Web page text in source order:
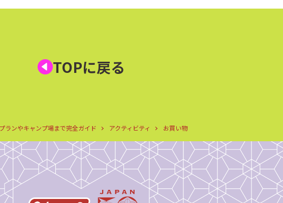
TOPに戻る
ランやキャンプ場まで完全ガイド アクティビティ お買い物